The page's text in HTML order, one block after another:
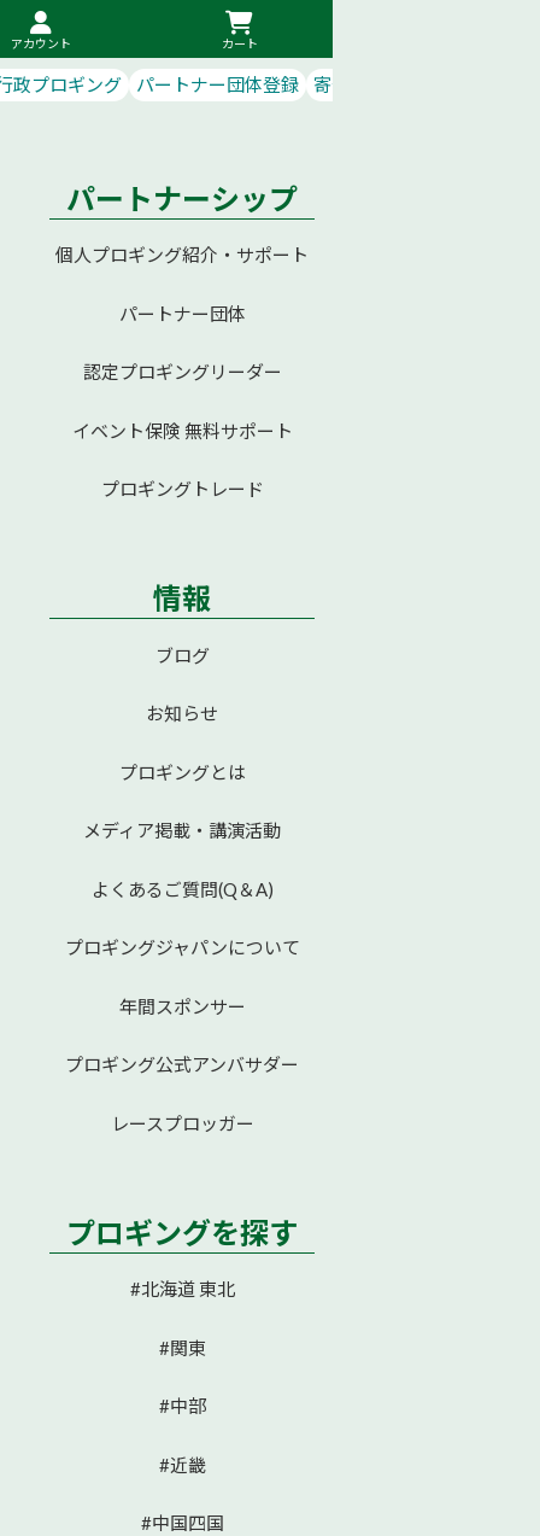
アカウント カート
政プロギング パートナー団体登録 寄付で応援
パートナーシップ
個人プロギング紹介・サポート
パートナー団体
認定プロギングリーダー
イベント保険 無料サポート
プロギングトレード
情報
ブログ
お知らせ
プロギングとは
メディア掲載・講演活動
よくあるご質問(Q＆A)
プロギングジャパンについて
年間スポンサー
プロギング公式アンバサダー
レースプロッガー
プロギングを探す
#北海道 東北
#関東
#中部
#近畿
#中国四国